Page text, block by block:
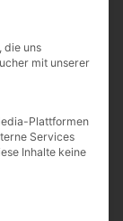
die uns
mit unserer
Plattformen
Services
Inhalte keine